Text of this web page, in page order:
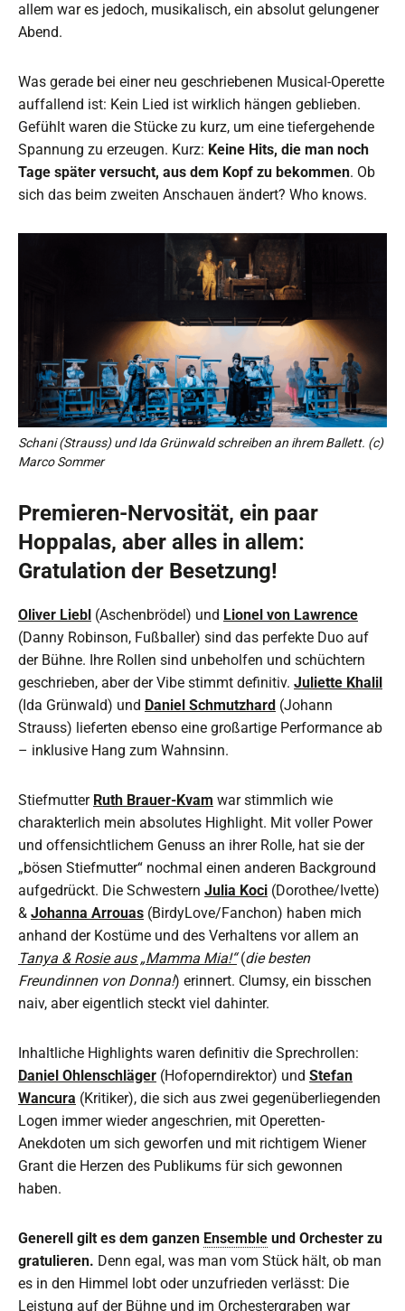
allem war es jedoch, musikalisch, ein absolut gelungener
Abend.
Was gerade bei einer neu geschriebenen Musical-Operette
auffallend ist: Kein Lied ist wirklich hängen geblieben.
Gefühlt waren die Stücke zu kurz, um eine tiefergehende
Spannung zu erzeugen. Kurz: Keine Hits, die man noch
Tage später versucht, aus dem Kopf zu bekommen. Ob
sich das beim zweiten Anschauen ändert? Who knows.
Schani (Strauss) und Ida Grünwald schreiben an ihrem Ballett. (c)
Marco Sommer
Premieren-Nervosität, ein paar
Hoppalas, aber alles in allem:
Gratulation der Besetzung!
Oliver Liebl (Aschenbrödel) und Lionel von Lawrence
(Danny Robinson, Fußballer) sind das perfekte Duo auf
der Bühne. Ihre Rollen sind unbeholfen und schüchtern
geschrieben, aber der Vibe stimmt definitiv. Juliette Khalil
(Ida Grünwald) und Daniel Schmutzhard (Johann
Strauss) lieferten ebenso eine großartige Performance ab
– inklusive Hang zum Wahnsinn.
Stiefmutter Ruth Brauer-Kvam war stimmlich wie
charakterlich mein absolutes Highlight. Mit voller Power
und offensichtlichem Genuss an ihrer Rolle, hat sie der
„bösen Stiefmutter“ nochmal einen anderen Background
aufgedrückt. Die Schwestern Julia Koci (Dorothee/Ivette)
& Johanna Arrouas (BirdyLove/Fanchon) haben mich
anhand der Kostüme und des Verhaltens vor allem an
Tanya & Rosie aus „Mamma Mia!“(die besten
Freundinnen von Donna!) erinnert. Clumsy, ein bisschen
naiv, aber eigentlich steckt viel dahinter.
Inhaltliche Highlights waren definitiv die Sprechrollen:
Daniel Ohlenschläger (Hofoperndirektor) und Stefan
Wancura (Kritiker), die sich aus zwei gegenüberliegenden
Logen immer wieder angeschrien, mit Operetten-
Anekdoten um sich geworfen und mit richtigem Wiener
Grant die Herzen des Publikums für sich gewonnen
haben.
Generell gilt es dem ganzen Ensemble und Orchester zu
gratulieren. Denn egal, was man vom Stück hält, ob man
es in den Himmel lobt oder unzufrieden verlässt: Die
Leistung auf der Bühne und im Orchestergraben war